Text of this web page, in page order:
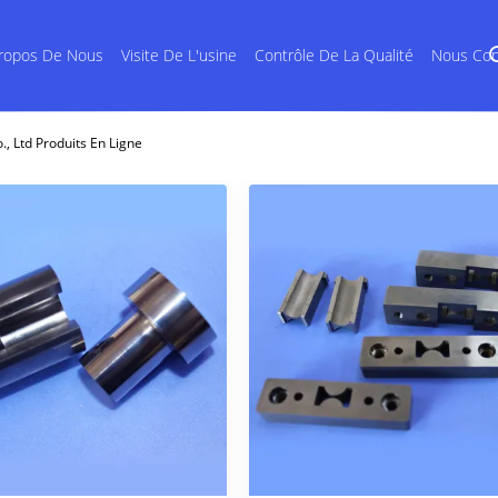
De Nous Visite De L'usine Contrôle De La Qualité Nous
Ltd Produits En Ligne